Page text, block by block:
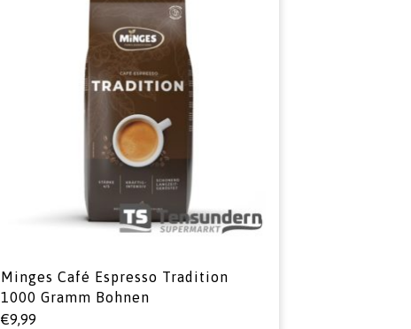
Minges Café Espresso Tradition
1000 Gramm Bohnen
€9,99